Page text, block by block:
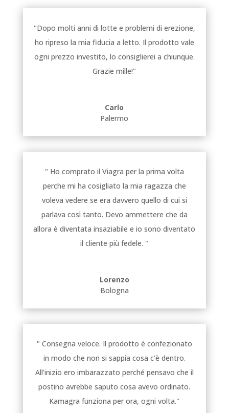
"Dopo molti anni di lotte e problemi di erezione,
ho ripreso la mia fiducia a letto. Il prodotto vale
ogni prezzo investito, lo consiglierei a chiunque.
Grazie mille!"
Carlo
Palermo
" Ho comprato il Viagra per la prima volta
perche mi ha cosigliato la mia ragazza che
voleva vedere se era davvero quello di cui si
parlava così tanto. Devo ammettere che da
allora è diventata insaziabile e io sono diventato
il cliente più fedele. "
Lorenzo
Bologna
" Consegna veloce. Il prodotto è confezionato
in modo che non si sappia cosa c’è dentro.
All’inizio ero imbarazzato perché pensavo che il
postino avrebbe saputo cosa avevo ordinato.
Kamagra funziona per ora, ogni volta."